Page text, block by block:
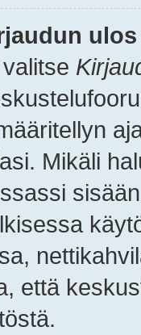
Mikäli
että